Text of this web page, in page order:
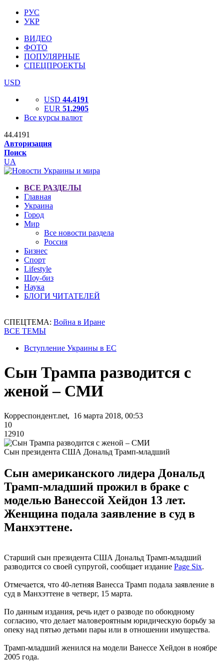
РУС
УКР
ВИДЕО
ФОТО
ПОПУЛЯРНЫЕ
СПЕЦПРОЕКТЫ
USD
USD 44.4191
EUR 51.2905
Все курсы валют
44.4191
Авторизация
Поиск
UA
ВСЕ РАЗДЕЛЫ
Главная
Украина
Город
Мир
Все новости раздела
Россия
Бизнес
Спорт
Lifestyle
Шоу-биз
Наука
БЛОГИ ЧИТАТЕЛЕЙ
СПЕЦТЕМА: Война в Иране
ВСЕ ТЕМЫ
Вступление Украины в ЕС
Сын Трампа разводится с
женой – СМИ
Корреспондент.net, 16 марта 2018, 00:53
10
12910
Сын президента США Дональд Трамп-младший
Сын американского лидера Дональд
Трамп-младший прожил в браке с
моделью Ванессой Хейдон 13 лет.
Женщина подала заявление в суд в
Манхэттене.
Старший сын президента США Дональд Трамп-младший
разводится со своей супругой, сообщает издание Page Six.
Отмечается, что 40-летняя Ванесса Трамп подала заявление в
суд в Манхэттене в четверг, 15 марта.
По данным издания, речь идет о разводе по обоюдному
согласию, что делает маловероятным юридическую борьбу за
опеку над пятью детьми пары или в отношении имущества.
Трамп-младший женился на модели Ванессе Хейдон в ноябре
2005 года.